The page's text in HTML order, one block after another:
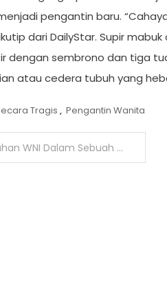
pengantin baru.
dari DailyStar. Supir
dengan sembrono dan tiga
atau cedera tubuh yang
Tragis , Pengantin Wanita
Wilayah Pemberontak Yang Ada Di Myanmar